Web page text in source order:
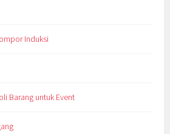
Induksi
Barang untuk Event